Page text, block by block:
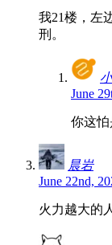
我21楼，左
刑。
June
你这
晨岩
June 22nd,
火力越大的